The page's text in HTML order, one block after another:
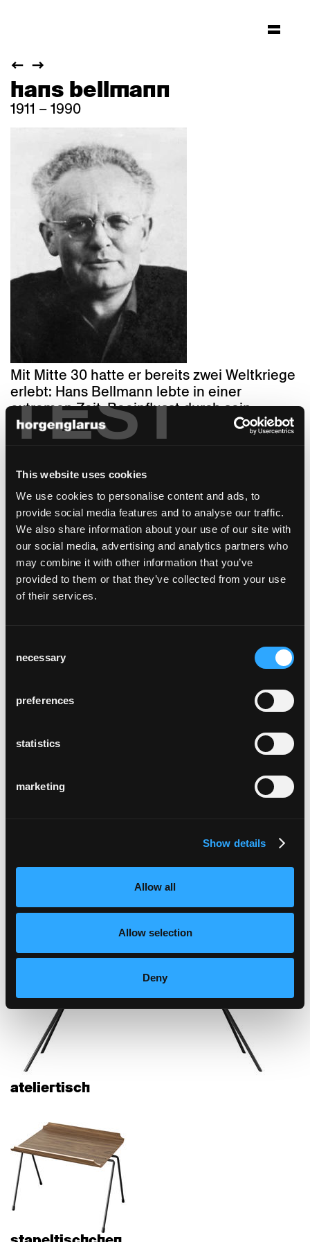
TEST
This website uses cookies
We use cookies to personalise content and ads, to
provide social media features and to analyse our traffic.
We also share information about your use of our site with
our social media, advertising and analytics partners who
may combine it with other information that you’ve
provided to them or that they’ve collected from your use
of their services.
Selection
necessary
preferences
statistics
marketing
Show details
Allow all
Allow selection
Deny
hans bellmann
1911 – 1990
Mit Mitte 30 hatte er bereits zwei Weltkriege
erlebt: Hans Bellmann lebte in einer
extremen Zeit. Beeinflusst durch sein
Studium am Bauhaus und die
Zusammenarbeit mit Mies van der Rohe
Lebensgefühl der Nachkriegszeit, eine Zeit
des Aufbruchs, der Ressourcenknappheit
und wachsender Mobilität. Denkt man
heutzutage an Schweizer Designer der 50er
und 60er Jahre ist Bellmann sicherlich nicht
der erste, der einem in den Sinn kommt und
doch ist er unbestritten einer der
Wegbereiter der klassischen Moderne.
ga stuhl
ateliertisch